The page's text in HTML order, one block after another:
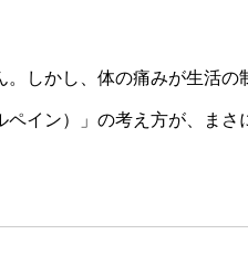
しかし、体の痛みが生活の
イン）」の考え方が、まさ